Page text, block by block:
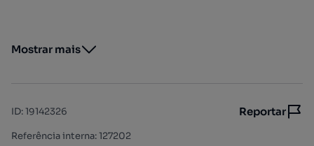
Mostrar mais
ID:19142326 Reportar
Referência interna: 127202